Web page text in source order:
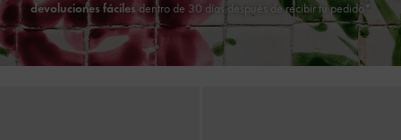
devoluciones fáciles dentro de 30 días después de recibir tu pedido*